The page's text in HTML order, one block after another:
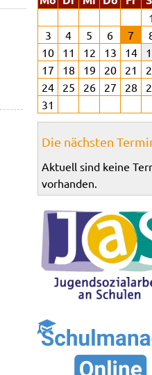
1
3
4 5 6 7
10
11 12 13 14
17
18 19 20 21
24
25 26 27 28
31
Die nächsten
Aktuell sind keine
vorhanden.